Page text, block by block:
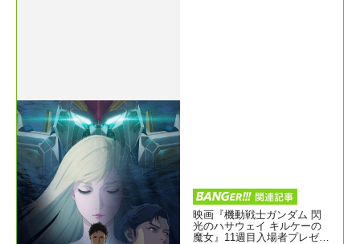
映画『機動戦士ガンダム 閃
光のハサウェイ キルケーの
魔女』11週目入場者プレゼン